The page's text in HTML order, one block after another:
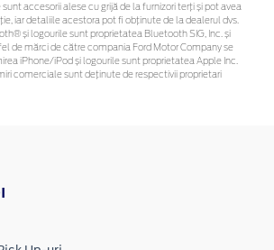
accesorii alese cu grijă de la furnizori terți și pot avea
iar detaliile acestora pot fi obținute de la dealerul dvs.
și logourile sunt proprietatea Bluetooth SIG, Inc. și
de mărci de către compania Ford Motor Company se
iPhone/iPod și logourile sunt proprietatea Apple Inc.
comerciale sunt deținute de respectivii proprietari